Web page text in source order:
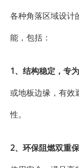
各种角落区域设计
能，包括：
1、结构稳定，专
或地板边缘，有效
性。
2、环保阻燃双重